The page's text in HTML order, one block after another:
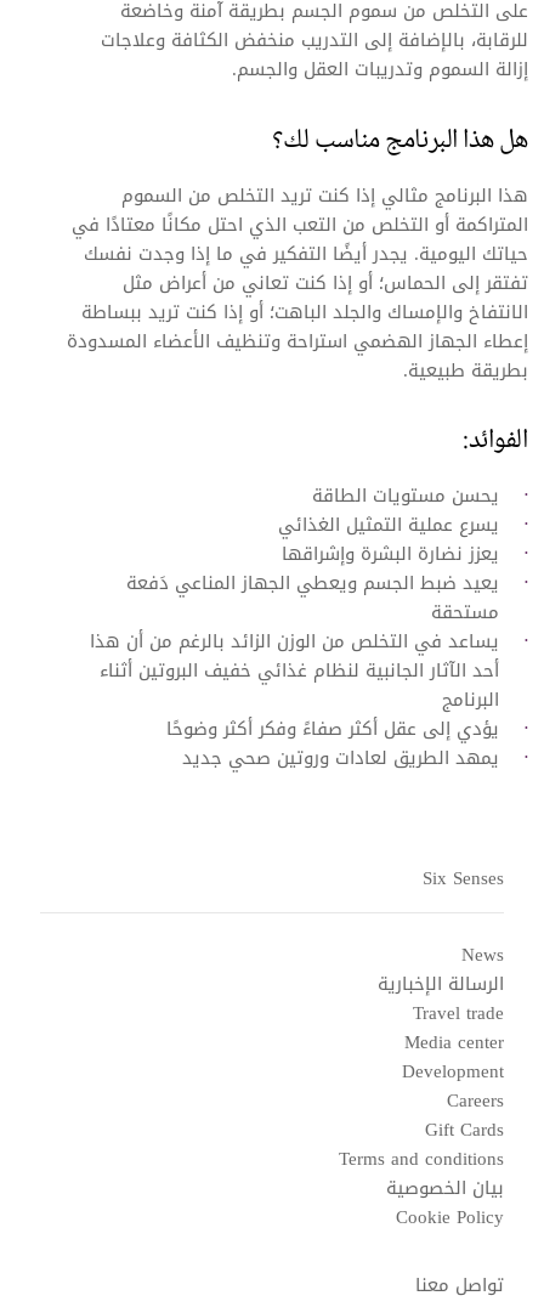
على التخلص من سموم الجسم بطريقة آمنة وخاضعة
للرقابة، بالإضافة إلى التدريب منخفض الكثافة وعلاجات
إزالة السموم وتدريبات العقل والجسم.
هل هذا البرنامج مناسب لك؟
هذا البرنامج مثالي إذا كنت تريد التخلص من السموم
المتراكمة أو التخلص من التعب الذي احتل مكانًا معتادًا في
حياتك اليومية. يجدر أيضًا التفكير في ما إذا وجدت نفسك
تفتقر إلى الحماس؛ أو إذا كنت تعاني من أعراض مثل
الانتفاخ والإمساك والجلد الباهت؛ أو إذا كنت تريد ببساطة
إعطاء الجهاز الهضمي استراحة وتنظيف الأعضاء المسدودة
بطريقة طبيعية.
الفوائد:
يحسن مستويات الطاقة
يسرع عملية التمثيل الغذائي
يعزز نضارة البشرة وإشراقها
يعيد ضبط الجسم ويعطي الجهاز المناعي دَفعة
مستحقة
يساعد في التخلص من الوزن الزائد بالرغم من أن هذا
أحد الآثار الجانبية لنظام غذائي خفيف البروتين أثناء
البرنامج
يؤدي إلى عقل أكثر صفاءً وفكر أكثر وضوحًا
يمهد الطريق لعادات وروتين صحي جديد
Six Senses
News
الرسالة الإخبارية
Travel trade
Media center
Development
Careers
Gift Cards
Terms and conditions
بيان الخصوصية
Cookie Policy
تواصل معنا